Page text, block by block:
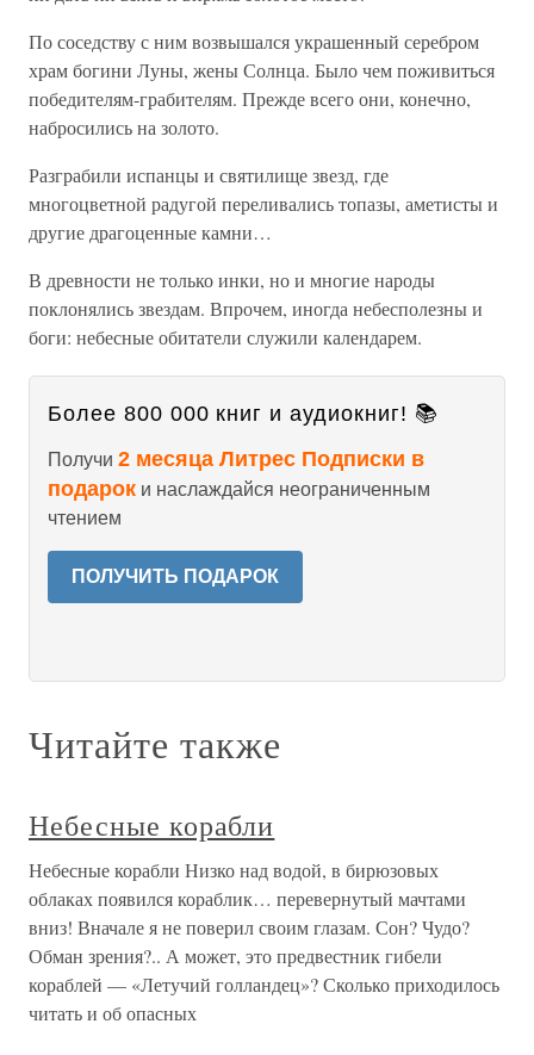
По соседству с ним возвышался украшенный серебром
храм богини Луны, жены Солнца. Было чем поживиться
победителям-грабителям. Прежде всего они, конечно,
набросились на золото.
Разграбили испанцы и святилище звезд, где
многоцветной радугой переливались топазы, аметисты и
другие драгоценные камни…
В древности не только инки, но и многие народы
поклонялись звездам. Впрочем, иногда небесполезны и
боги: небесные обитатели служили календарем.
Более 800 000 книг и аудиокниг! 📚
Получи 2 месяца Литрес Подписки в
подарок и наслаждайся неограниченным
чтением
ПОЛУЧИТЬ ПОДАРОК
Читайте также
Небесные корабли
Небесные корабли Низко над водой, в бирюзовых
облаках появился кораблик… перевернутый мачтами
вниз! Вначале я не поверил своим глазам. Сон? Чудо?
Обман зрения?.. А может, это предвестник гибели
кораблей — «Летучий голландец»? Сколько приходилось
читать и об опасных